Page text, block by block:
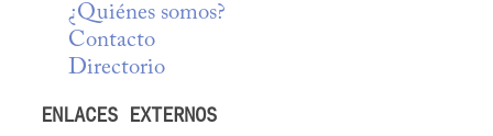
¿Quiénes somos?
Contacto
Directorio
ENLACES EXTERNOS